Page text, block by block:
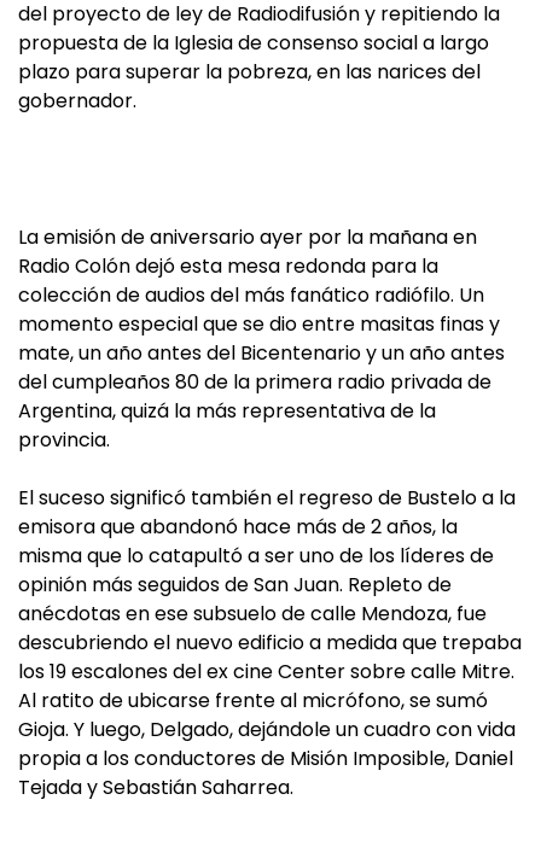
del proyecto de ley de Radiodifusión y repitiendo la
propuesta de la Iglesia de consenso social a largo
plazo para superar la pobreza, en las narices del
gobernador.
La emisión de aniversario ayer por la mañana en
Radio Colón dejó esta mesa redonda para la
colección de audios del más fanático radiófilo. Un
momento especial que se dio entre masitas finas y
mate, un año antes del Bicentenario y un año antes
del cumpleaños 80 de la primera radio privada de
Argentina, quizá la más representativa de la
provincia.
El suceso significó también el regreso de Bustelo a la
emisora que abandonó hace más de 2 años, la
misma que lo catapultó a ser uno de los líderes de
opinión más seguidos de San Juan. Repleto de
anécdotas en ese subsuelo de calle Mendoza, fue
descubriendo el nuevo edificio a medida que trepaba
los 19 escalones del ex cine Center sobre calle Mitre.
Al ratito de ubicarse frente al micrófono, se sumó
Gioja. Y luego, Delgado, dejándole un cuadro con vida
propia a los conductores de Misión Imposible, Daniel
Tejada y Sebastián Saharrea.